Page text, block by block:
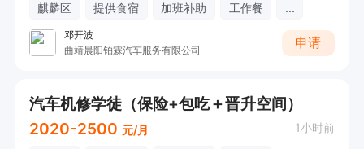
麒麟区 提供食宿 加班补助 工作餐 ...
邓开波
曲靖晨阳铂霖汽车服务有限公司
申请
汽车机修学徒（保险+包吃＋晋升空间）
2020-2500 元/月 1小时前